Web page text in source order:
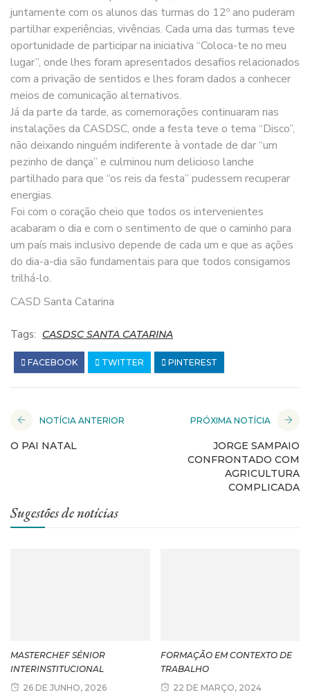
juntamente com os alunos das turmas do 12º ano puderam
partilhar experiências, vivências. Cada uma das turmas teve
oportunidade de participar na iniciativa “Coloca-te no meu
lugar”, onde lhes foram apresentados desafios relacionados
com a privação de sentidos e lhes foram dados a conhecer
meios de comunicação alternativos.
Já da parte da tarde, as comemorações continuaram nas
instalações da CASDSC, onde a festa teve o tema “Disco”,
não deixando ninguém indiferente à vontade de dar “um
pezinho de dança” e culminou num delicioso lanche
partilhado para que “os reis da festa” pudessem recuperar
energias.
Foi com o coração cheio que todos os intervenientes
acabaram o dia e com o sentimento de que o caminho para
um país mais inclusivo depende de cada um e que as ações
do dia-a-dia são fundamentais para que todos consigamos
trilhá-lo.
CASD Santa Catarina
Tags: CASDSC SANTA CATARINA
FACEBOOK TWITTER PINTEREST
NOTÍCIA ANTERIOR
O PAI NATAL
PRÓXIMA NOTÍCIA
JORGE SAMPAIO
CONFRONTADO COM
AGRICULTURA
COMPLICADA
Sugestões de notícias
MASTERCHEF SÉNIOR
INTERINSTITUCIONAL
26 DE JUNHO, 2026
FORMAÇÃO EM CONTEXTO DE
TRABALHO
22 DE MARÇO, 2024